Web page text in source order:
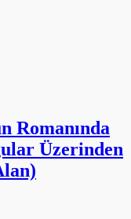
Romanında
Üzerinden